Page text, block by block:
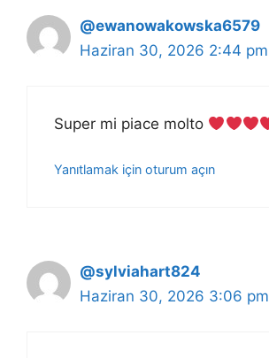
@ewanowakowska6579
Haziran 30, 2026 2:44 pm
Super mi piace molto
Yanıtlamak için oturum açın
@sylviahart824
Haziran 30, 2026 3:06 pm